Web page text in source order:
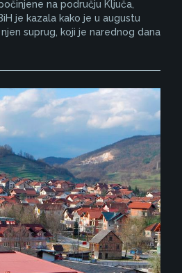
na području Ključa,
je kazala kako je u augustu
suprug, koji je narednog dana